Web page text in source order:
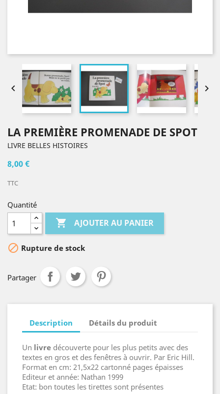
 
LA PREMIÈRE PROMENADE DE SPOT
LIVRE BELLES HISTOIRES
8,00 €
TTC
Quantité
 AJOUTER AU PANIER
 Rupture de stock
Partager
Description Détails du produit
Un livre découverte pour les plus petits avec des
textes en gros et des fenêtres à ouvrir. Par Eric Hill.
Format en cm: 21,5x22 cartonné pages épaisses
Editeur et année: Nathan 1999
Etat: bon toutes les tirettes sont présentes